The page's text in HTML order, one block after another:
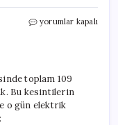
İstanbul’da
10
Saat
Sürecek
yorumlar kapalı
toplam 109
Bu kesintilerin
o gün elektrik